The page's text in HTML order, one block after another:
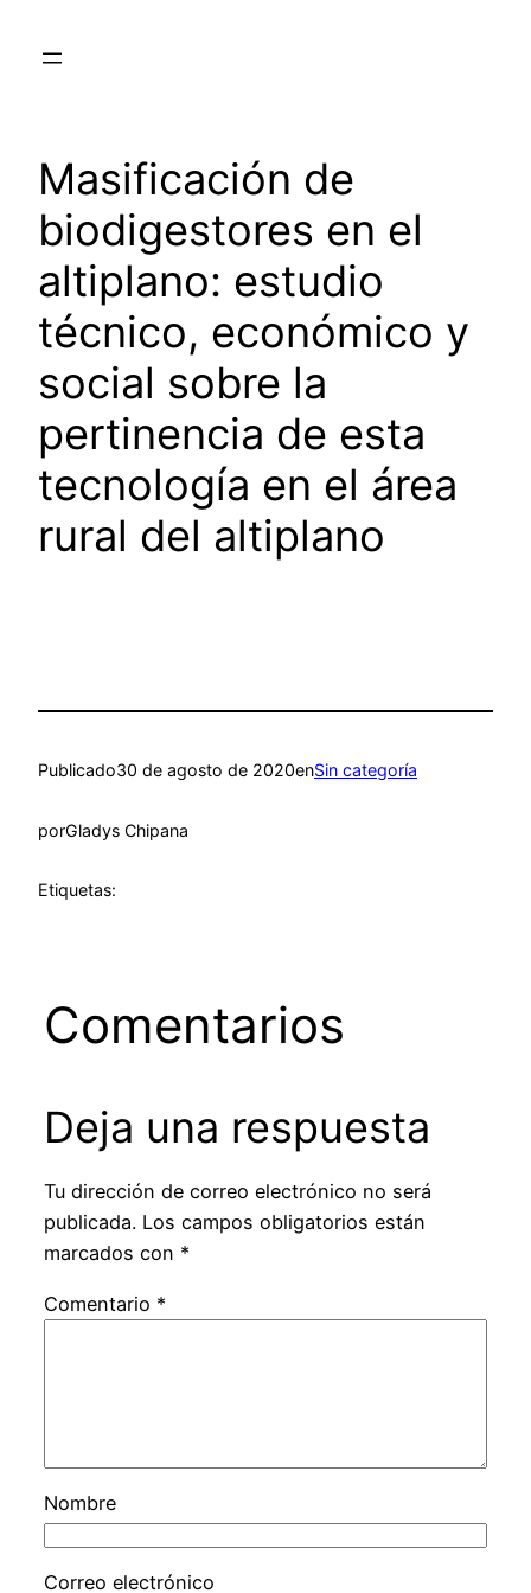
Masificación de
biodigestores en el
altiplano: estudio
técnico, económico y
social sobre la
pertinencia de esta
tecnología en el área
rural del altiplano
Publicado30 de agosto de 2020enSin categoría
porGladys Chipana
Etiquetas:
Comentarios
Deja una respuesta
Tu dirección de correo electrónico no será
publicada. Los campos obligatorios están
marcados con *
Comentario *
Nombre
Correo electrónico